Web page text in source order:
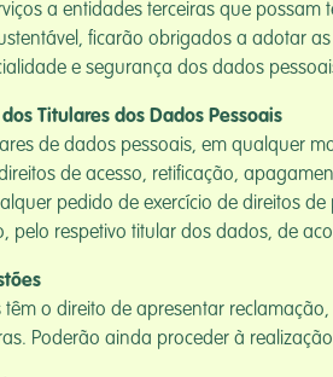
a entidades terceiras que
ficarão obrigados a adotar
e segurança dos dados
Titulares dos Dados Pessoais
de dados pessoais, em qualquer
de acesso, retificação,
pedido de exercício de direitos
pelo respetivo titular dos dados, de
o direito de apresentar
Poderão ainda proceder à